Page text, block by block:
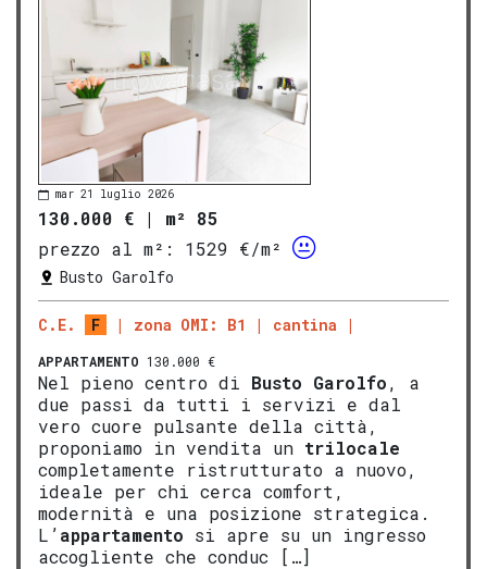
mar 21 luglio 2026
130.000 € | m² 85
prezzo al m²:
1529 €/m²
Busto Garolfo
C.E. F zona OMI: B1 cantina
APPARTAMENTO 130.000 €
Nel pieno centro di Busto Garolfo, a
due passi da tutti i servizi e dal
vero cuore pulsante della città,
proponiamo in vendita un trilocale
completamente ristrutturato a nuovo,
ideale per chi cerca comfort,
modernità e una posizione strategica.
L’appartamento si apre su un ingresso
accogliente che conduc […]